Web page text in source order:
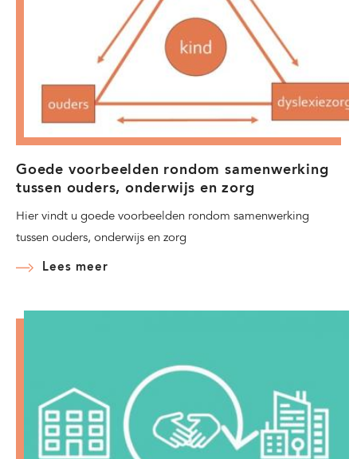
Goede voorbeelden rondom samenwerking
tussen ouders, onderwijs en zorg
Hier vindt u goede voorbeelden rondom samenwerking
tussen ouders, onderwijs en zorg
Lees meer